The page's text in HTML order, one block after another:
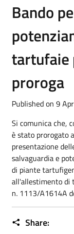
Bando
tartufaie
proroga
Published on 9
Si comunica che,
è stato prorogato
presentazione
salvaguardia e
di piante
all'allestimento di
n. 1113/A1614A
Share: